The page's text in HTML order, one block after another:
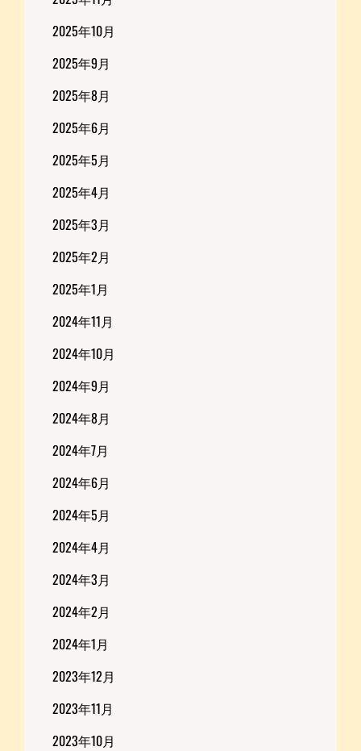
2025年10月
2025年9月
2025年8月
2025年6月
2025年5月
2025年4月
2025年3月
2025年2月
2025年1月
2024年11月
2024年10月
2024年9月
2024年8月
2024年7月
2024年6月
2024年5月
2024年4月
2024年3月
2024年2月
2024年1月
2023年12月
2023年11月
2023年10月